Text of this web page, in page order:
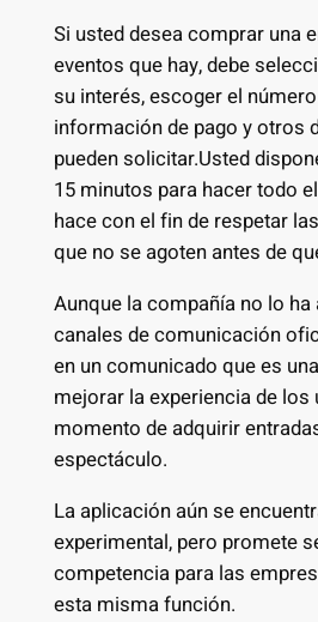
Si usted desea comprar una
eventos que hay, debe
su interés, escoger el
información de pago y otros
pueden solicitar.Usted
15 minutos para hacer todo
hace con el fin de respetar
que no se agoten antes de
Aunque la compañía no lo
canales de comunicación
en un comunicado que es
mejorar la experiencia de los
momento de adquirir
espectáculo.
La aplicación aún se
experimental, pero promete
competencia para las
esta misma función.